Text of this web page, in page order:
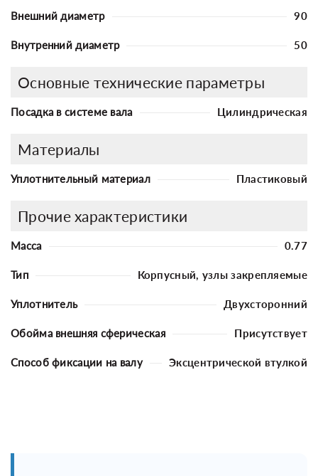
Внешний диаметр 90
Внутренний диаметр 50
Основные технические параметры
Посадка в системе вала Цилиндрическая
Материалы
Уплотнительный материал Пластиковый
Прочие характеристики
Масса 0.77
Тип Корпусный, узлы закрепляемые
Уплотнитель Двухсторонний
Обойма внешняя сферическая Присутствует
Способ фиксации на валу Эксцентрической втулкой